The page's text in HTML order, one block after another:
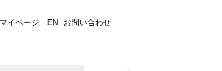
マイページ EN お問い合わせ